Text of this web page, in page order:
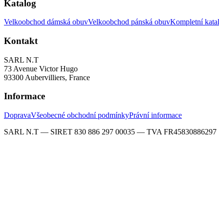
Katalog
Velkoobchod dámská obuvVelkoobchod pánská obuvKompletní
Kontakt
SARL N.T
73 Avenue Victor Hugo
93300 Aubervilliers, France
Informace
DopravaVšeobecné obchodní podmínkyPrávní informace
SARL N.T — SIRET 830 886 297 00035 — TVA FR45830886297